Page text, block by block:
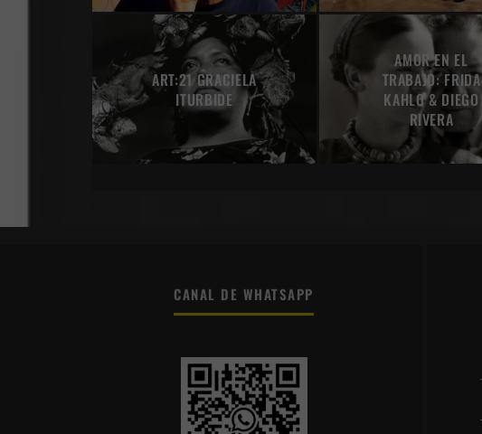
ART:21 GRACIELA
ITURBIDE
AMOR EN EL
TRABAJO: FRIDA
KAHLO & DIEGO
RIVERA
CANAL DE WHATSAPP